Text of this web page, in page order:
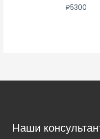
₽5300
Наши